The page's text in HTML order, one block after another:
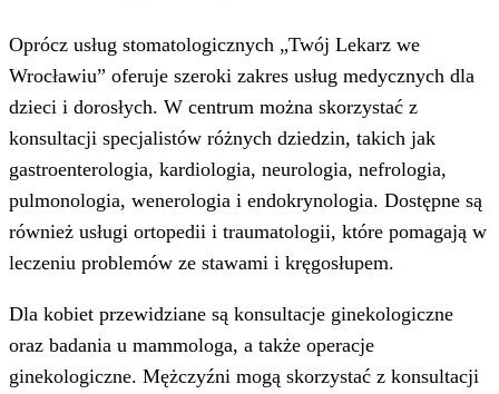
Oprócz usług stomatologicznych „Twój Lekarz we
Wrocławiu” oferuje szeroki zakres usług medycznych dla
dzieci i dorosłych. W centrum można skorzystać z
konsultacji specjalistów różnych dziedzin, takich jak
gastroenterologia, kardiologia, neurologia, nefrologia,
pulmonologia, wenerologia i endokrynologia. Dostępne są
również usługi ortopedii i traumatologii, które pomagają w
leczeniu problemów ze stawami i kręgosłupem.
Dla kobiet przewidziane są konsultacje ginekologiczne
oraz badania u mammologa, a także operacje
ginekologiczne. Mężczyźni mogą skorzystać z konsultacji